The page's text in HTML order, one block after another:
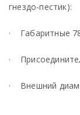
гнездо-пестик):
· Габаритные
·
· Внешний